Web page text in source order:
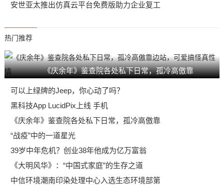
安世亚太推出仿真云平台免费版助力企业复工
热门推荐
《庆余年》鉴查院各处私下日常，孤冷高傲靠
可以上绿牌的Jeep，你心动了吗？
黑科技App LucidPix上线 手机
《庆余年》鉴查院各处私下日常，孤冷高傲靠
“战疫”中的一道星光
39岁中年危机？创业38年他成为亿万富翁
《大明风华》：“中国式家庭”的生存之道
中信环境潮南印染处理中心入选生态环境部第